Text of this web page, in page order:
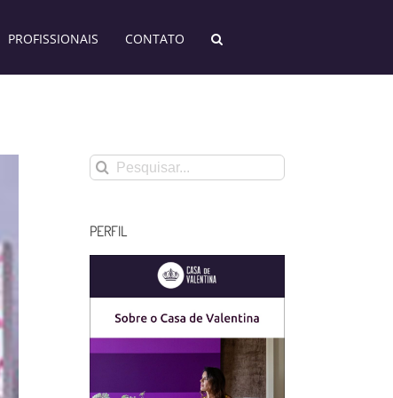
PROFISSIONAIS CONTATO
Buscar
resultados
PERFIL